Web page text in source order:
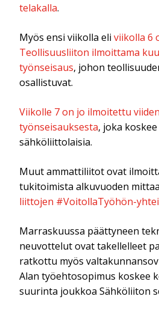
telakalla.
Myös ensi viikolla eliviikolla 6
Teollisuusliiton ilmoittama
työnseisaus, johon
osallistuvat.
Viikolle 7 on jo ilmoitettu
työnseisauksesta, joka
sähköliittolaisia.
Muut ammattiliitot ovat
tukitoimista alkuvuoden
liittojen #VoitollaTyöhön-
Marraskuussa päättyneen
neuvottelut ovat takellelleet
ratkottu myös
Alan työehtosopimus koskee
suurinta joukkoa Sähköliiton